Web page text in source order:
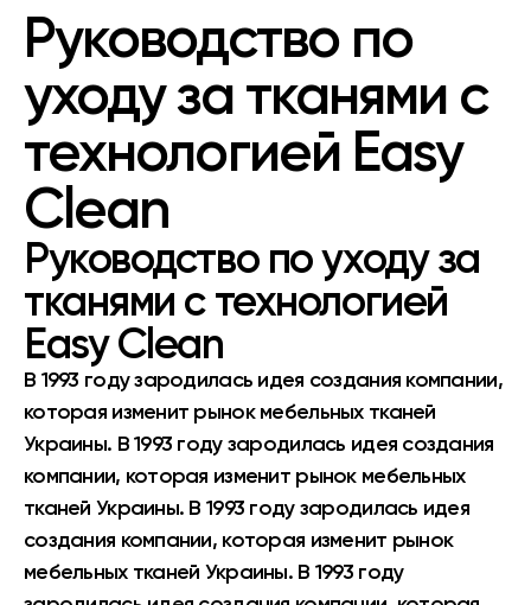
Руководство по
уходу за тканями с
технологией Easy
Clean
Руководство по уходу за
тканями с технологией
Easy Clean
В 1993 году зародилась идея создания компании,
которая изменит рынок мебельных тканей
Украины. В 1993 году зародилась идея создания
компании, которая изменит рынок мебельных
тканей Украины. В 1993 году зародилась идея
создания компании, которая изменит рынок
мебельных тканей Украины. В 1993 году